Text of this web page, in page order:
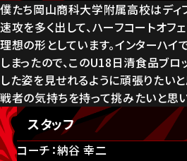
僕たち岡山商科大学附属高校はディ
速攻を多く出して、ハーフコートオフ
理想の形としています。インターハ
しまったので、このU18日清食品ブロ
した姿を見せれるように頑張りたい
戦者の気持ちを持って挑みたいと思い
スタッフ
コーチ：納谷 幸二